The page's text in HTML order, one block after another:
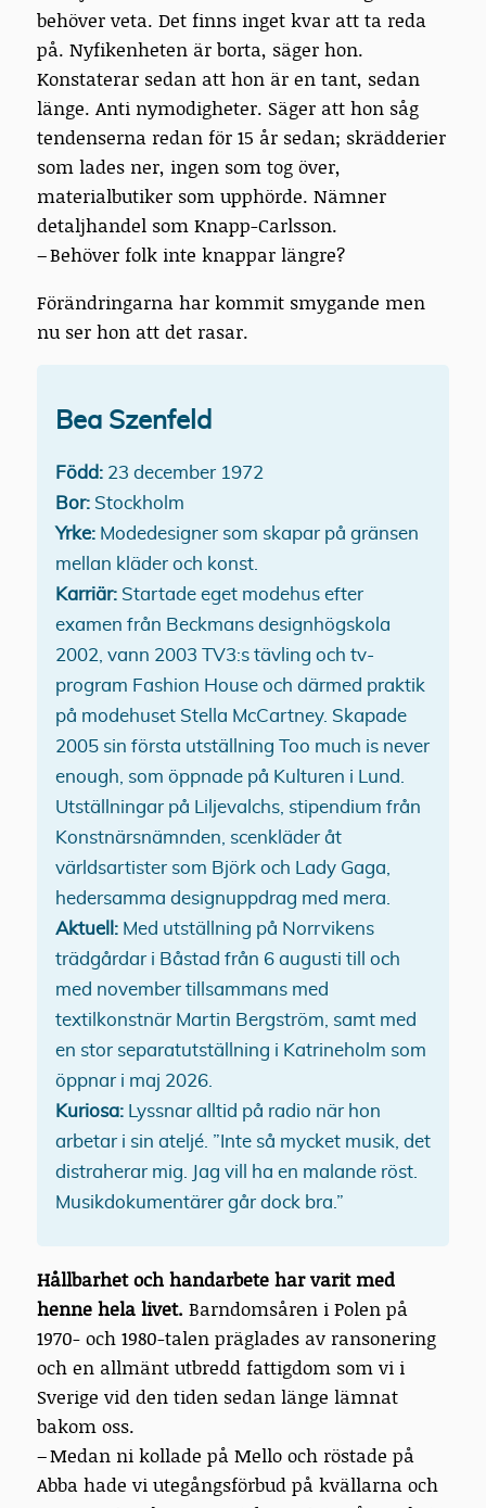
behöver veta. Det finns inget kvar att ta reda
på. Nyfikenheten är borta, säger hon.
Konstaterar sedan att hon är en tant, sedan
länge. Anti nymodigheter. Säger att hon såg
tendenserna redan för 15 år sedan; skrädderier
som lades ner, ingen som tog över,
materialbutiker som upphörde. Nämner
detaljhandel som Knapp-Carlsson.
– Behöver folk inte knappar längre?
Förändringarna har kommit smygande men
nu ser hon att det rasar.
Bea Szenfeld
Född: 23 december 1972
Bor: Stockholm
Yrke: Modedesigner som skapar på gränsen
mellan kläder och konst.
Karriär: Startade eget modehus efter
examen från Beckmans designhögskola
2002, vann 2003 TV3:s tävling och tv-
program Fashion House och därmed praktik
på modehuset Stella McCartney. Skapade
2005 sin första utställning Too much is never
enough, som öppnade på Kulturen i Lund.
Utställningar på Liljevalchs, stipendium från
Konstnärsnämnden, scenkläder åt
världsartister som Björk och Lady Gaga,
hedersamma designuppdrag med mera.
Aktuell: Med utställning på Norrvikens
trädgårdar i Båstad från 6 augusti till och
med november tillsammans med
textilkonstnär Martin Bergström, samt med
en stor separatutställning i Katrineholm som
öppnar i maj 2026.
Kuriosa: Lyssnar alltid på radio när hon
arbetar i sin ateljé. ”Inte så mycket musik, det
distraherar mig. Jag vill ha en malande röst.
Musikdokumentärer går dock bra.”
Hållbarhet och handarbete har varit med
henne hela livet. Barndomsåren i Polen på
1970- och 1980-talen präglades av ransonering
och en allmänt utbredd fattigdom som vi i
Sverige vid den tiden sedan länge lämnat
bakom oss.
– Medan ni kollade på Mello och röstade på
Abba hade vi utegångsförbud på kvällarna och